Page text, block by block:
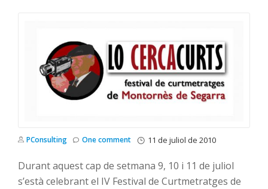
PConsulting 11 de juliol de 2010
One comment
Durant aquest cap de setmana 9, 10 i 11 de juliol
s’està celebrant el IV Festival de Curtmetratges de